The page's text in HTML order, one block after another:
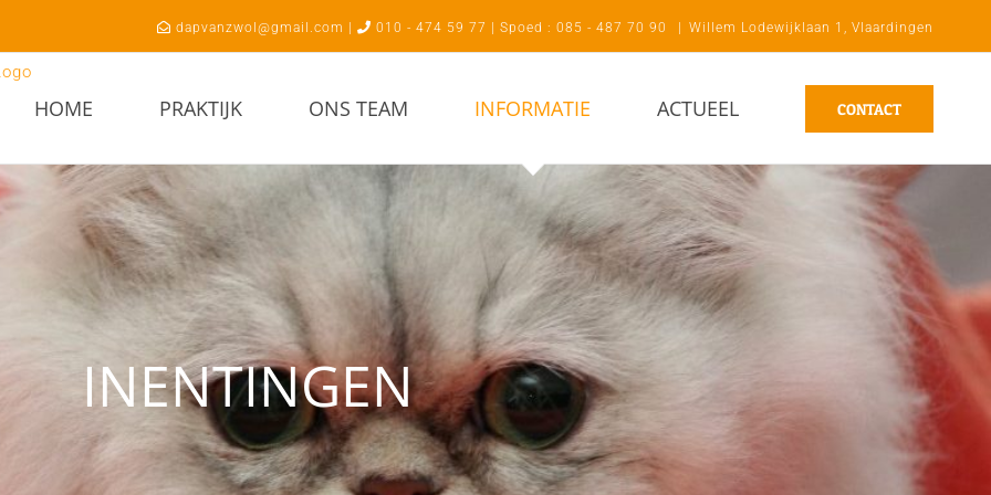
dapvanzwol@gmail.com | 010 - 474 59 77 | Spoed : 085 - 487 70 90 Willem Lodewijklaan 1, Vlaardingen
HOME PRAKTIJK ONS TEAM INFORMATIE ACTUEEL CONTACT
INENTINGEN